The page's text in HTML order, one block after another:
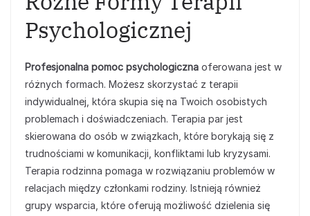
Psychologicznej
Profesjonalna pomoc psychologiczna oferowana jest w
różnych formach. Możesz skorzystać z terapii
indywidualnej, która skupia się na Twoich osobistych
problemach i doświadczeniach. Terapia par jest
skierowana do osób w związkach, które borykają się z
trudnościami w komunikacji, konfliktami lub kryzysami.
Terapia rodzinna pomaga w rozwiązaniu problemów w
relacjach między członkami rodziny. Istnieją również
grupy wsparcia, które oferują możliwość dzielenia się